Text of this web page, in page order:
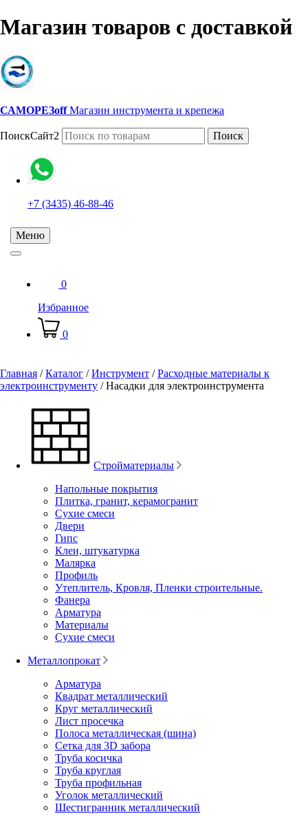
Магазин товаров с доставкой
САМОРЕЗoff Магазин инструмента и крепежа
ПоискСайт2 Поиск
+7 (3435) 46-88-46
Меню
0
Избранное
0
Главная /Каталог /Инструмент /Расходные материалы к
электроинструменту /Насадки для электроинструмента
Стройматериалы
Напольные покрытия
Плитка, гранит, керамогранит
Сухие смеси
Двери
Гипс
Клеи, штукатурка
Малярка
Профиль
Утеплитель, Кровля, Пленки строительные.
Фанера
Арматура
Материалы
Сухие смеси
Металлопрокат
Арматура
Квадрат металлический
Круг металлический
Лист просечка
Полоса металлическая (шина)
Сетка для 3D забора
Труба косичка
Труба круглая
Труба профильная
Уголок металлический
Шестигранник металлический